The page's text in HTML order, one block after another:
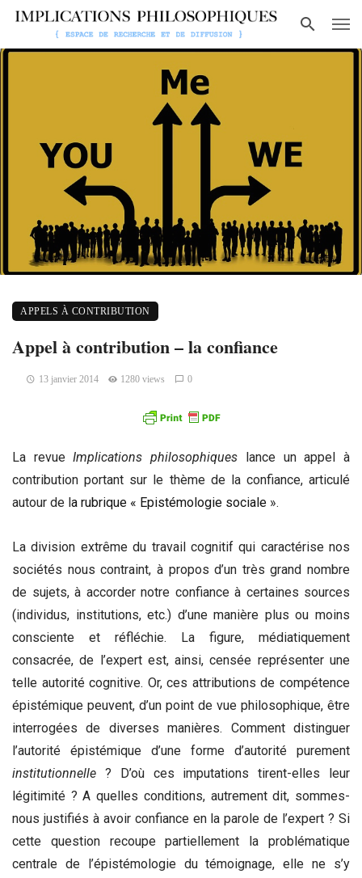
APPELS À CONTRIBUTION
Appel à contribution – la confiance
13 janvier 2014 1280 views 0
La revueImplications philosophiques lance un appel à
contribution portant sur le thème de la confiance, articulé
autour de l a rubrique « Epistémologie sociale ».
La division extrême du travail cognitif qui caractérise nos
sociétés nous contraint, à propos d’un très grand nombre
de sujets, à accorder notre confiance à certaines sources
(individus, institutions, etc.) d’une manière plus ou moins
consciente et réfléchie. La figure, médiatiquement
consacrée, de l’expert est, ainsi, censée représenter une
telle autorité cognitive. Or, ces attributions de compétence
épistémique peuvent, d’un point de vue philosophique, être
interrogées de diverses manières. Comment distinguer
l’autorité épistémique d’une forme d’autorité purement
institutionnelle ? D’où ces imputations tirent-elles leur
légitimité ? A quelles conditions, autrement dit, sommes-
nous justifiés à avoir confiance en la parole de l’expert ? Si
cette question recoupe partiellement la problématique
centrale de l’épistémologie du témoignage, elle ne s’y